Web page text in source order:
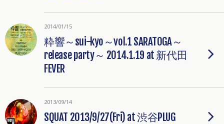
2014/01/15
粋響～sui-kyo～vol.1 SARATOGA～
release party～ 2014.1.19 at 新代田
FEVER
2013/09/14
SQUAT 2013/9/27(Fri) at 渋谷PLUG